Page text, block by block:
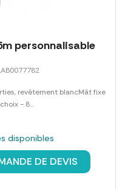
personnalisable
revêtement blancMât fixe
- 8...
disponibles
DE DEVIS